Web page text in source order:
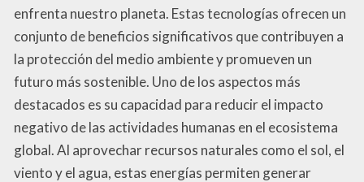
enfrenta nuestro planeta. Estas tecnologías ofrecen un
conjunto de beneficios significativos que contribuyen a
la protección del medio ambiente y promueven un
futuro más sostenible. Uno de los aspectos más
destacados es su capacidad para reducir el impacto
negativo de las actividades humanas en el ecosistema
global. Al aprovechar recursos naturales como el sol, el
viento y el agua, estas energías permiten generar